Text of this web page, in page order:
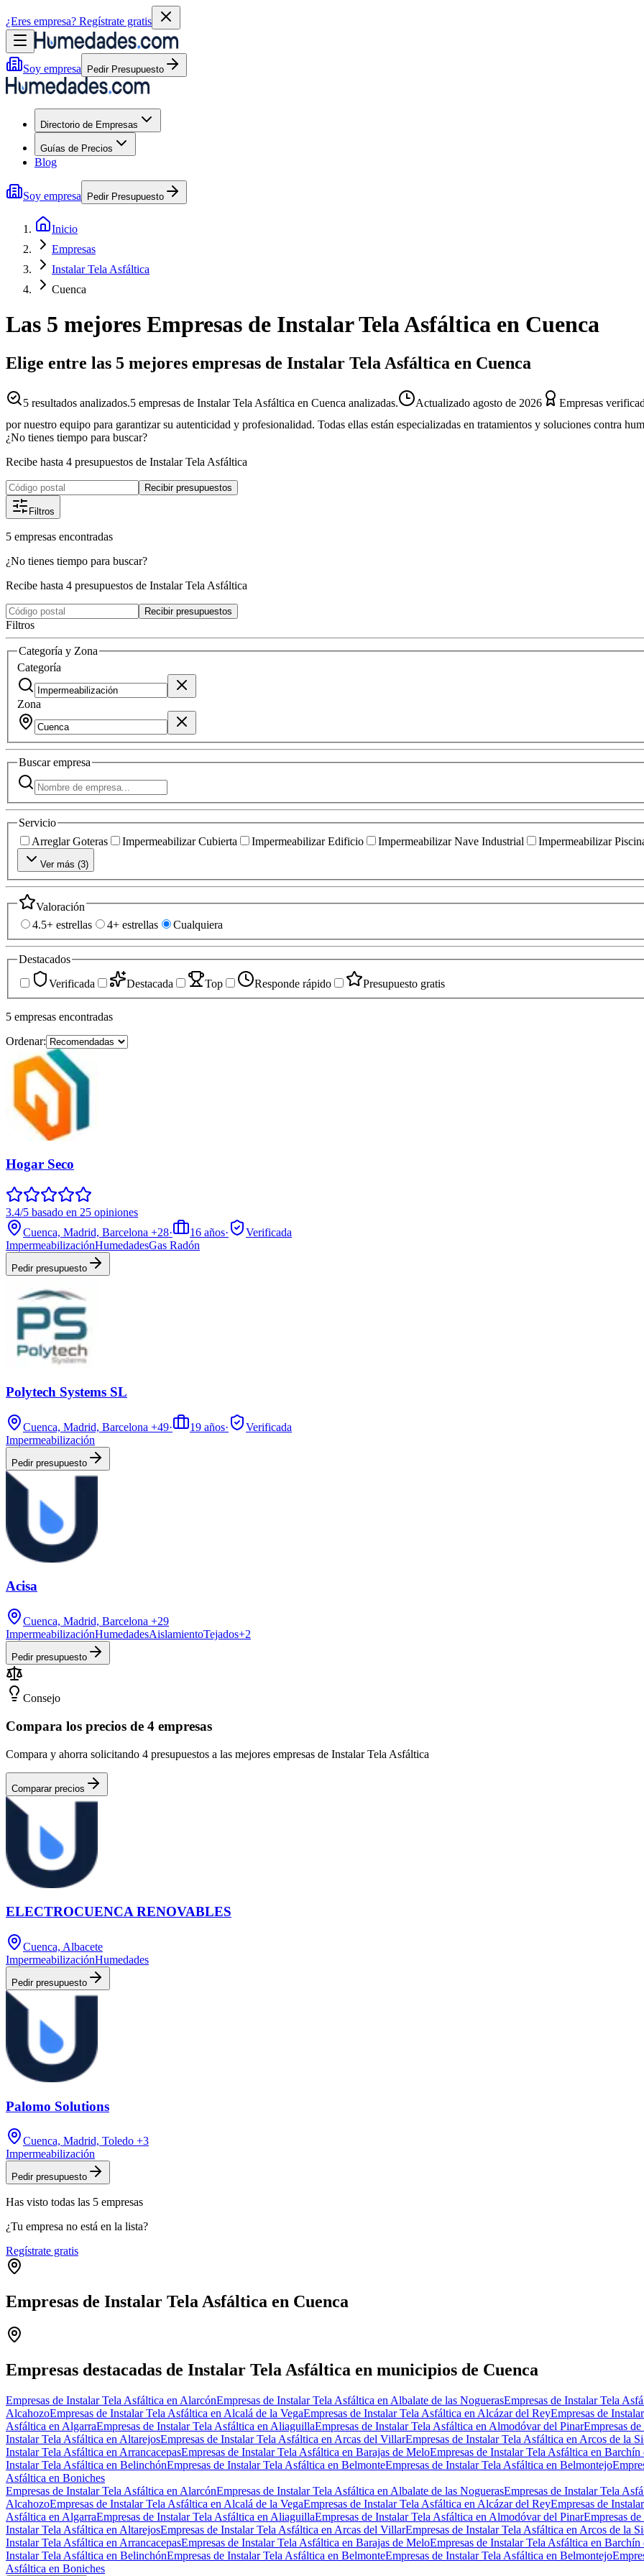
¿Eres empresa? Regístrate gratis
Soy empresa Pedir Presupuesto
Directorio de Empresas
Guías de Precios
Blog
Soy empresa Pedir Presupuesto
Inicio
Empresas
Instalar Tela Asfáltica
Cuenca
Las 5 mejores Empresas de Instalar Tela Asfáltica en Cuenca
Elige entre las 5 mejores empresas de Instalar Tela Asfáltica en Cuenca
5 resultados analizados.5 empresas de Instalar Tela Asfáltica en Cuenca analizadas. Actualizado agosto de 2026
Empresas
por nuestro equipo para garantizar su autenticidad y profesionalidad. Todas ellas están especializadas en tratamientos y soluciones contra
¿No tienes tiempo para buscar?
Recibe hasta 4 presupuestos de Instalar Tela Asfáltica
Recibir presupuestos
Filtros
5 empresas encontradas
¿No tienes tiempo para buscar?
Recibe hasta 4 presupuestos de Instalar Tela Asfáltica
Recibir presupuestos
Filtros
Categoría y Zona
Categoría
Zona
Buscarempresa
Servicio
Arreglar Goteras
Impermeabilizar Cubierta Impermeabilizar Edificio Impermeabilizar Nave Industrial Impermeabilizar
Ver más (3)
Valoración
4.5+ estrellas
4+ estrellas Cualquiera
Destacados
Verificada
Destacada Top Responde rápido Presupuesto gratis
5 empresas encontradas
Ordenar:
Hogar Seco
3.4/5 basado en 25 opiniones
Cuenca, Madrid, Barcelona +28· 16 años·
Verificada
ImpermeabilizaciónHumedadesGas Radón
Pedir presupuesto
Polytech Systems SL
Cuenca, Madrid, Barcelona +49· 19 años·
Verificada
Impermeabilización
Pedir presupuesto
Acisa
Cuenca, Madrid, Barcelona +29
ImpermeabilizaciónHumedadesAislamientoTejados+2
Pedir presupuesto
Consejo
Compara los precios de 4 empresas
Compara y ahorra solicitando 4 presupuestos a las mejores empresas de Instalar Tela Asfáltica
Comparar precios
ELECTROCUENCA RENOVABLES
Cuenca, Albacete
ImpermeabilizaciónHumedades
Pedir presupuesto
Palomo Solutions
Cuenca, Madrid, Toledo +3
Impermeabilización
Pedir presupuesto
Has visto todas las 5 empresas
¿Tu empresa no está en la lista?
Regístrate gratis
Empresas de Instalar Tela Asfáltica en Cuenca
−
Empresas destacadas de Instalar Tela Asfáltica en municipios de Cuenca
Empresas de Instalar Tela Asfáltica en AlarcónEmpresas de Instalar Tela Asfáltica en Albalate de las NoguerasEmpresas de Instalar Tela
AlcahozoEmpresas de Instalar Tela Asfáltica en Alcalá de la VegaEmpresas de Instalar Tela Asfáltica en Alcázar del ReyEmpresas de
Asfáltica en AlgarraEmpresas de Instalar Tela Asfáltica en AliaguillaEmpresas de Instalar Tela Asfáltica en Almodóvar del PinarEmpresas
Instalar Tela Asfáltica en AltarejosEmpresas de Instalar Tela Asfáltica en Arcas del VillarEmpresas de Instalar Tela Asfáltica en Arcos de la
Instalar Tela Asfáltica en ArrancacepasEmpresas de Instalar Tela Asfáltica en Barajas de MeloEmpresas de Instalar Tela Asfáltica en
Instalar Tela Asfáltica en BelinchónEmpresas de Instalar Tela Asfáltica en BelmonteEmpresas de Instalar Tela Asfáltica en Belmontejo
Asfáltica en Boniches
Empresas de Instalar Tela Asfáltica en AlarcónEmpresas de Instalar Tela Asfáltica en Albalate de las NoguerasEmpresas de Instalar Tela
AlcahozoEmpresas de Instalar Tela Asfáltica en Alcalá de la VegaEmpresas de Instalar Tela Asfáltica en Alcázar del ReyEmpresas de
Asfáltica en AlgarraEmpresas de Instalar Tela Asfáltica en AliaguillaEmpresas de Instalar Tela Asfáltica en Almodóvar del PinarEmpresas
Instalar Tela Asfáltica en AltarejosEmpresas de Instalar Tela Asfáltica en Arcas del VillarEmpresas de Instalar Tela Asfáltica en Arcos de la
Instalar Tela Asfáltica en ArrancacepasEmpresas de Instalar Tela Asfáltica en Barajas de MeloEmpresas de Instalar Tela Asfáltica en
Instalar Tela Asfáltica en BelinchónEmpresas de Instalar Tela Asfáltica en BelmonteEmpresas de Instalar Tela Asfáltica en Belmontejo
Asfáltica en Boniches